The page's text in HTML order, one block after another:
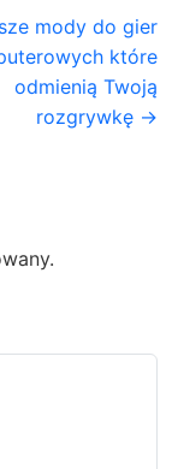
mody do gier
które
odmienią Twoją
rozgrywkę →